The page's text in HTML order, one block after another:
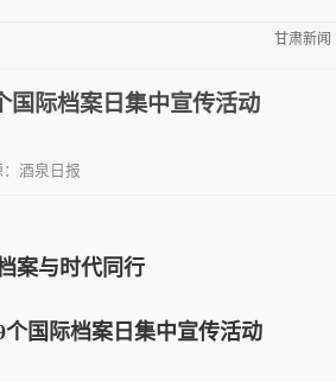
甘肃新闻
国际档案日集中宣传活动
：酒泉日报
案与时代同行
个国际档案日集中宣传活动